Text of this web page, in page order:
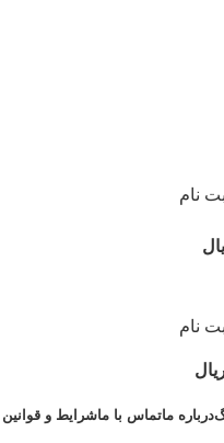
نام
نام
درباره ماتماس با ماشرایط و قوانین